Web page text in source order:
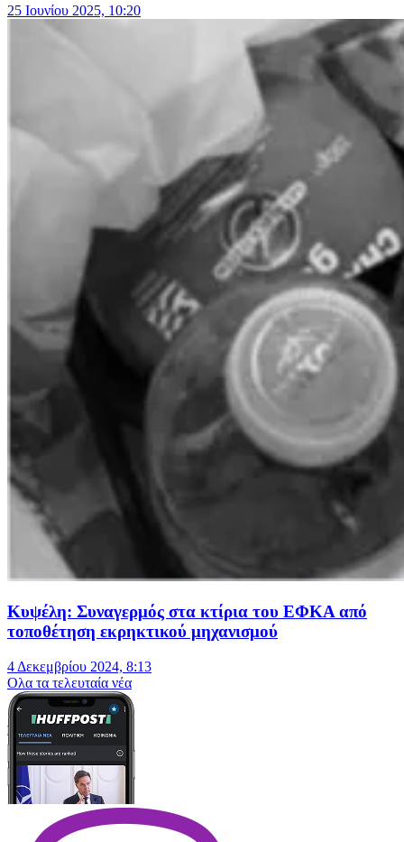
25 Ιουνίου 2025, 10:20
Κυψέλη: Συναγερμός στα κτίρια του ΕΦΚΑ από
τοποθέτηση εκρηκτικού μηχανισμού
4 Δεκεμβρίου 2024, 8:13
Oλα τα τελευταία νέα